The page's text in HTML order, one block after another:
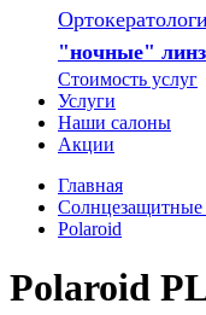
"ночные"
Стоимость услуг
Услуги
Наши салоны
Акции
Главная
Солнцезащитные
Polaroid
Polaroid